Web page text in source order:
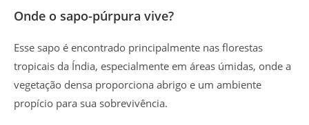
Onde o sapo-púrpura vive?
Esse sapo é encontrado principalmente nas florestas
tropicais da Índia, especialmente em áreas úmidas, onde a
vegetação densa proporciona abrigo e um ambiente
propício para sua sobrevivência.